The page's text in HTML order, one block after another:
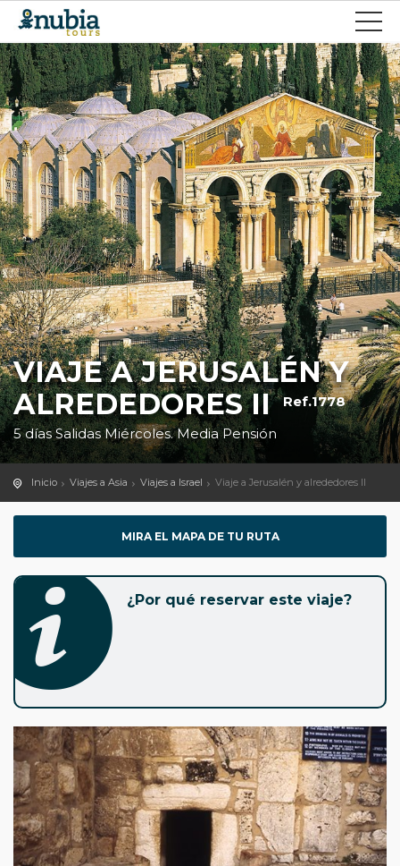
VIAJE A JERUSALÉN Y
ALREDEDORES II Ref.1778
5 días Salidas Miércoles. Media Pensión
Inicio Viajes a Asia Viajes a Israel Viaje a Jerusalén y alrededores II
MIRA EL MAPA DE TU RUTA
¿Por qué reservar este viaje?